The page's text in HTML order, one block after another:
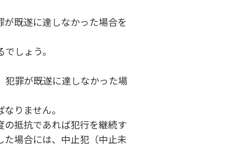
既遂に達しなかった場合を
しょう。
罪が既遂に達しなかった場
りません。
抵抗であれば犯行を継続す
場合には、中止犯（中止未